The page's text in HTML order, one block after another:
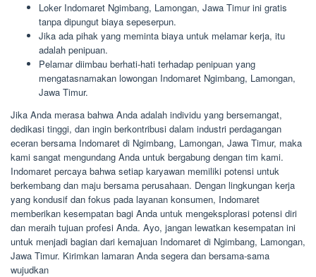
Loker Indomaret Ngimbang, Lamongan, Jawa Timur ini gratis
tanpa dipungut biaya sepeserpun.
Jika ada pihak yang meminta biaya untuk melamar kerja, itu
adalah penipuan.
Pelamar diimbau berhati-hati terhadap penipuan yang
mengatasnamakan lowongan Indomaret Ngimbang, Lamongan,
Jawa Timur.
Jika Anda merasa bahwa Anda adalah individu yang bersemangat,
dedikasi tinggi, dan ingin berkontribusi dalam industri perdagangan
eceran bersama Indomaret di Ngimbang, Lamongan, Jawa Timur, maka
kami sangat mengundang Anda untuk bergabung dengan tim kami.
Indomaret percaya bahwa setiap karyawan memiliki potensi untuk
berkembang dan maju bersama perusahaan. Dengan lingkungan kerja
yang kondusif dan fokus pada layanan konsumen, Indomaret
memberikan kesempatan bagi Anda untuk mengeksplorasi potensi diri
dan meraih tujuan profesi Anda. Ayo, jangan lewatkan kesempatan ini
untuk menjadi bagian dari kemajuan Indomaret di Ngimbang, Lamongan,
Jawa Timur. Kirimkan lamaran Anda segera dan bersama-sama
wujudkan